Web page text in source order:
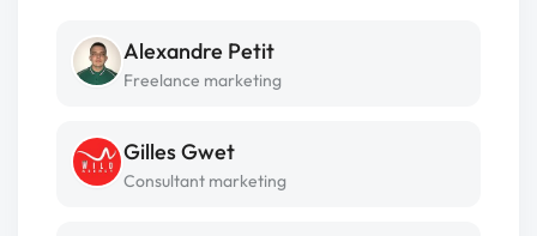
Alexandre Petit
Freelance marketing
Gilles Gwet
Consultant marketing